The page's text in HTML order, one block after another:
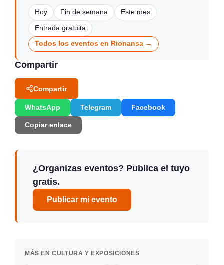
Hoy Fin de semana Este mes
Entrada gratuita
Todos los eventos en Rionansa →
Compartir
Compartir
WhatsApp Telegram Facebook
Copiar enlace
¿Organizas eventos? Publica el tuyo
gratis.
Publicar mi evento
MÁS EN CULTURA Y EXPOSICIONES